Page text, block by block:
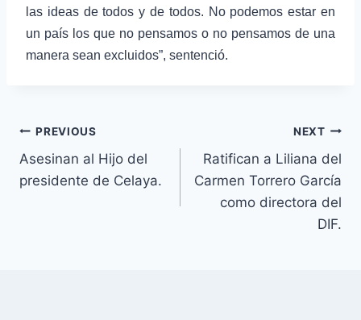
las ideas de todos y de todos. No podemos estar en
un país los que no pensamos o no pensamos de una
manera sean excluidos”, sentenció.
PREVIOUS
Asesinan al Hijo del
presidente de Celaya.
NEXT
Ratifican a Liliana del
Carmen Torrero García
como directora del
DIF.